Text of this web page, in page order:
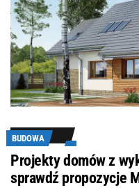
BUDOWA
Projekty domów z
sprawdź propozycje